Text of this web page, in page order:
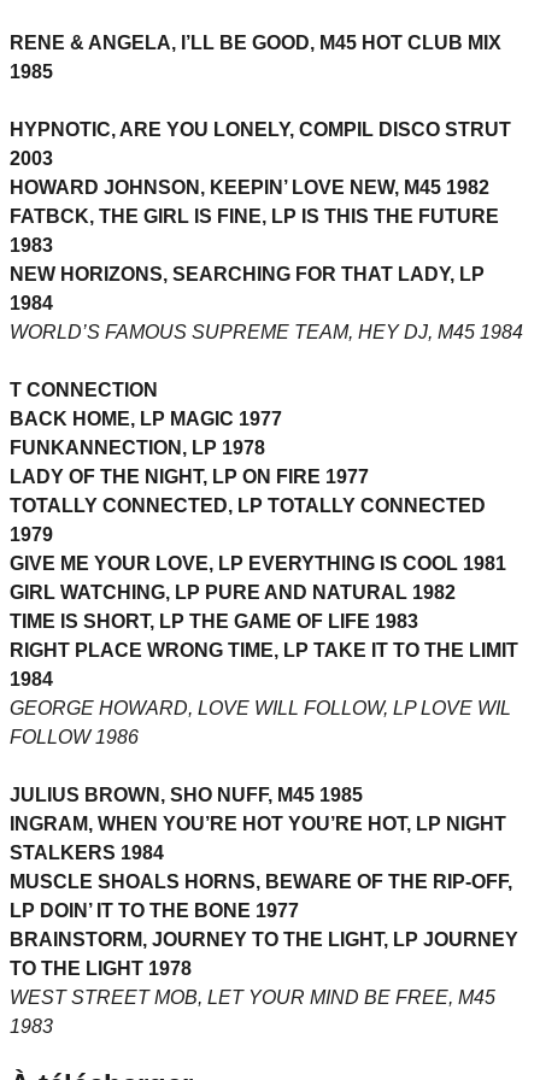
RENE & ANGELA, I’LL BE GOOD, M45 HOT CLUB MIX
1985
HYPNOTIC, ARE YOU LONELY, COMPIL DISCO STRUT
2003
HOWARD JOHNSON, KEEPIN’ LOVE NEW, M45 1982
FATBCK, THE GIRL IS FINE, LP IS THIS THE FUTURE
1983
NEW HORIZONS, SEARCHING FOR THAT LADY, LP
1984
WORLD’S FAMOUS SUPREME TEAM, HEY DJ, M45 1984
T CONNECTION
BACK HOME, LP MAGIC 1977
FUNKANNECTION, LP 1978
LADY OF THE NIGHT, LP ON FIRE 1977
TOTALLY CONNECTED, LP TOTALLY CONNECTED
1979
GIVE ME YOUR LOVE, LP EVERYTHING IS COOL 1981
GIRL WATCHING, LP PURE AND NATURAL 1982
TIME IS SHORT, LP THE GAME OF LIFE 1983
RIGHT PLACE WRONG TIME, LP TAKE IT TO THE LIMIT
1984
GEORGE HOWARD, LOVE WILL FOLLOW, LP LOVE WIL
FOLLOW 1986
JULIUS BROWN, SHO NUFF, M45 1985
INGRAM, WHEN YOU’RE HOT YOU’RE HOT, LP NIGHT
STALKERS 1984
MUSCLE SHOALS HORNS, BEWARE OF THE RIP-OFF,
LP DOIN’ IT TO THE BONE 1977
BRAINSTORM, JOURNEY TO THE LIGHT, LP JOURNEY
TO THE LIGHT 1978
WEST STREET MOB, LET YOUR MIND BE FREE, M45
1983